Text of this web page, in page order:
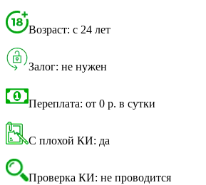
Возраст: с 24 лет
Залог: не нужен
Переплата: от 0 р. в сутки
С плохой КИ: да
Проверка КИ: не проводится